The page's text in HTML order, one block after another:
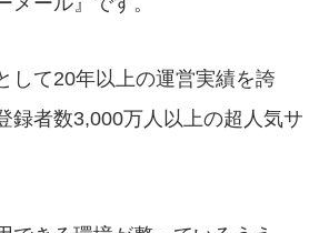
して20年以上の運営実績を誇
録者数3,000万人以上の超人気サ